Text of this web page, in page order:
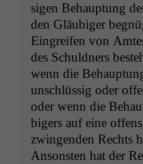
si­gen Behaup­tung
den Gläu­biger
Ein­greifen von
des Schuld­ners
wenn die
unschlüs­sig oder
oder wenn die
bigers auf eine
zwin­gen­den Rechts
Anson­sten hat der